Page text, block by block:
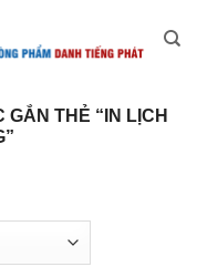
THẺ “IN LỊCH